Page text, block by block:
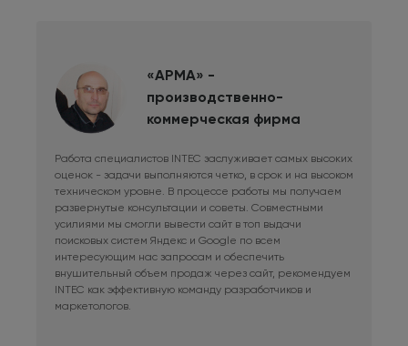
«АРМА» -
производственно-
коммерческая фирма
Работа специалистов INTEC заслуживает самых высоких
оценок - задачи выполняются четко, в срок и на высоком
техническом уровне. В процессе работы мы получаем
развернутые консультации и советы. Совместными
усилиями мы смогли вывести сайт в топ выдачи
поисковых систем Яндекс и Google по всем
интересующим нас запросам и обеспечить
внушительный объем продаж через сайт, рекомендуем
INTEC как эффективную команду разработчиков и
маркетологов.